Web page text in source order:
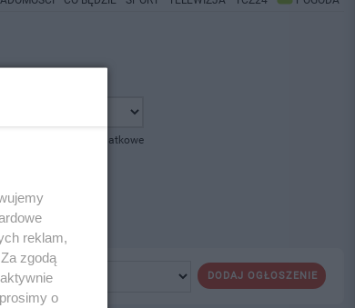
pokaż opcje dodatkowe
DODAJ OGŁOSZENIE
reklam,
zgodą
o